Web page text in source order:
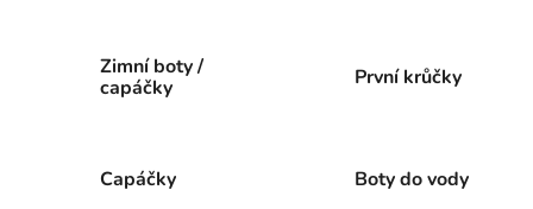
Zimní boty /
capáčky
První krůčky
Capáčky Boty do vody